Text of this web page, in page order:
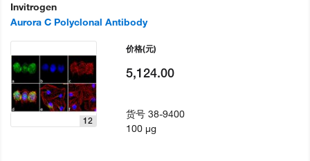
Invitrogen
Aurora C Polyclonal Antibody
12
价格(元)
5,124.00
货号38-9400
100 µg